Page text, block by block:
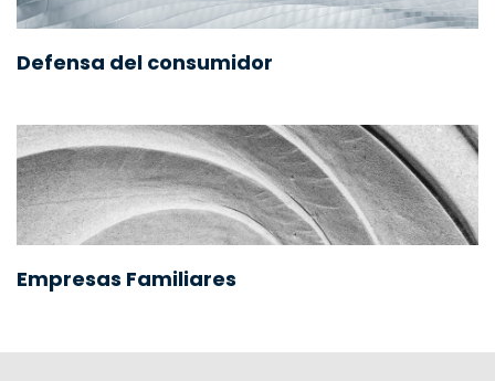
Defensa del consumidor
Empresas Familiares